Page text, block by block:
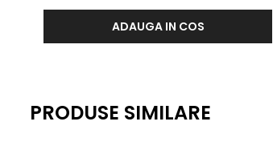
ADAUGA IN COS
PRODUSE SIMILARE